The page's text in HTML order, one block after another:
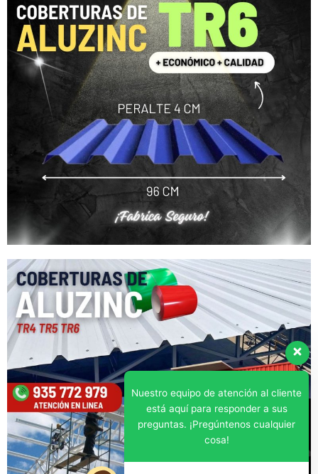
Nuestro equipo de atención al cliente
está aquí para responder a sus
preguntas. ¡Pregúntenos cualquier
cosa!